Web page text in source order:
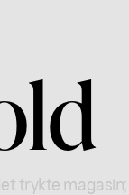
trykte